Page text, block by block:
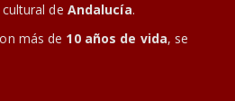
de Andalucía.
más de 10 años de vida, se